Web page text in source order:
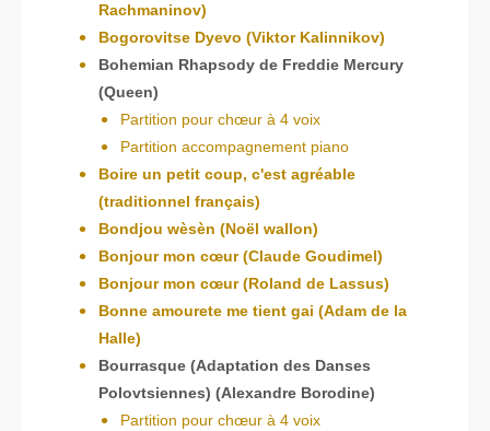
Rachmaninov)
Bogorovitse Dyevo (Viktor Kalinnikov)
Bohemian Rhapsody de Freddie Mercury
(Queen)
Partition pour chœur à 4 voix
Partition accompagnement piano
Boire un petit coup, c'est agréable
(traditionnel français)
Bondjou wèsèn (Noël wallon)
Bonjour mon cœur (Claude Goudimel)
Bonjour mon cœur (Roland de Lassus)
Bonne amourete me tient gai (Adam de la
Halle)
Bourrasque (Adaptation des Danses
Polovtsiennes) (Alexandre Borodine)
Partition pour chœur à 4 voix